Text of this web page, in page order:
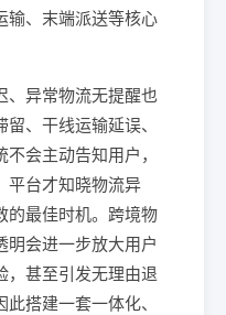
输、末端派送等核心
、异常物流无提醒也
、干线运输延误、
会主动告知用户，
平台才知晓物流异
的最佳时机。跨境物
明会进一步放大用户
，甚至引发无理由退
搭建一套一体化、